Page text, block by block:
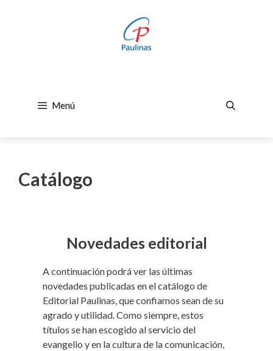
Menú
Catálogo
Novedades editorial
A continuación podrá ver las últimas
novedades publicadas en el catálogo de
Editorial Paulinas, que confiamos sean de su
agrado y utilidad. Como siempre, estos
títulos se han escogido al servicio del
evangelio y en la cultura de la comunicación,